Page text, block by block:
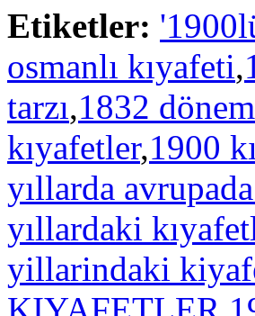
Etiketler:
osmanlı kıyafeti,
tarzı,1832
kıyafetler,1900
yıllarda
yıllardaki
yillarindaki